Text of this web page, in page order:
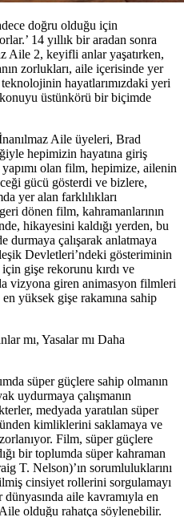
doğru olduğu için
14 yıllık bir aradan sonra
Aile 2, keyifli anlar yaşatırken,
zorlukları, aile içerisinde yer
hayatlarımızdaki yeri
üstünkörü bir biçimde
Aile üyeleri, Brad
hepimizin hayatına giriş
olan film, hepimize, ailenin
gücü gösterdi ve bizlere,
yer alan farklılıkları
dönen film, kahramanlarının
hikayesini kaldığı yerden, bu
durmaya çalışarak anlatmaya
Devletleri’ndeki gösteriminin
gişe rekorunu kırdı ve
vizyona giren animasyon filmleri
yüksek gişe rakamına sahip
mı, Yasalar mı Daha
süper güçlere sahip olmanın
uydurmaya çalışmanın
medyada yaratılan süper
kimliklerini saklamaya ve
Film, süper güçlere
bir toplumda süper kahraman
T. Nelson)’ın sorumluluklarını
cinsiyet rollerini sorgulamayı
aile kavramıyla en
olduğu rahatça söylenebilir.